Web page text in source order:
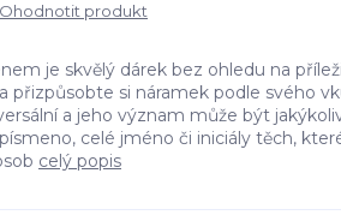
Ohodnotit produkt
je skvělý dárek bez ohledu na
přizpůsobte si náramek podle svého
a jeho význam může být
celé jméno či iniciály těch,
celý popis